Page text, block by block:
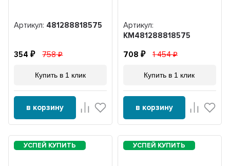
Артикул: 481288818575
354 758
Купить в 1 клик
в корзину
Артикул:
KM481288818575
708 1 454
Купить в 1 клик
в корзину